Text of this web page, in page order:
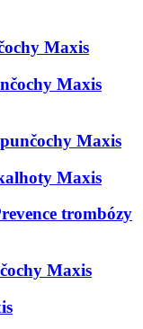
Maxis
Maxis
Maxis
Maxis
trombózy
Maxis